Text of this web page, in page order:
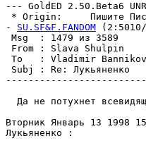
--- GoldED 2.50.Beta6
* Origin:     Пишите
- SU.SF&F.FANDOM
Msg
From : Slava Shulpin
To   : Vladimir
Subj :
Да не потухнет
Вторник Январь 13 1998
Лукьяненко :